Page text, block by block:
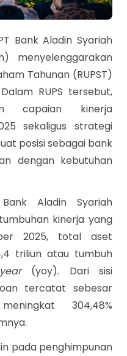
Bank Aladin Syariah
menyelenggarakan
Tahunan (RUPST)
RUPS tersebut,
capaian kinerja
sekaligus strategi
posisi sebagai bank
dengan kebutuhan
Aladin Syariah
kinerja yang
2025, total aset
triliun atau tumbuh
(yoy). Dari sisi
tercatat sebesar
304,48%
pada penghimpunan